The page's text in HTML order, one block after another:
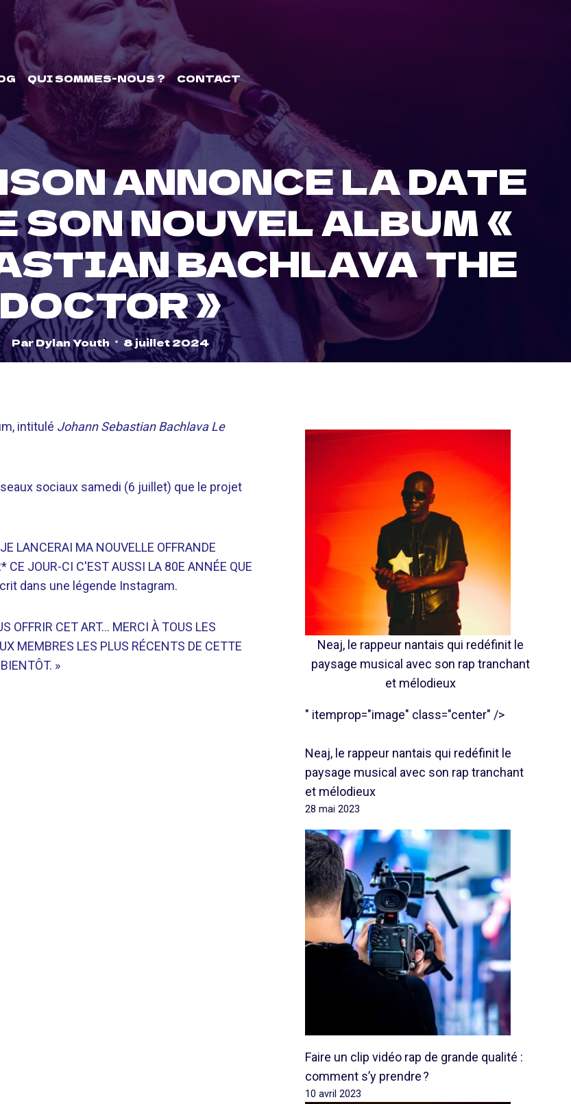
QUI SOMMES-NOUS ? CONTACT
ANNONCE LA DATE
SON NOUVEL ALBUM «
BACHLAVA THE
DOCTOR »
ParDylan Youth 8 juillet 2024
intitulé Johann Sebastian Bachlava Le
sociaux samedi (6 juillet) que le projet
LANCERAI MA NOUVELLE OFFRANDE
JOUR-CI C'EST AUSSI LA 80E ANNÉE QUE
dans une légende Instagram.
OFFRIR CET ART… MERCI À TOUS LES
MEMBRES LES PLUS RÉCENTS DE CETTE
»
Neaj, le rappeur nantais qui redéfinit le
paysage musical avec son rap tranchant
et mélodieux
" itemprop="image" class="center" />
Neaj, le rappeur nantais qui redéfinit le
paysage musical avec son rap tranchant
et mélodieux
28 mai 2023
Faire un clip vidéo rap de grande qualité :
comment s’y prendre ?
10 avril 2023